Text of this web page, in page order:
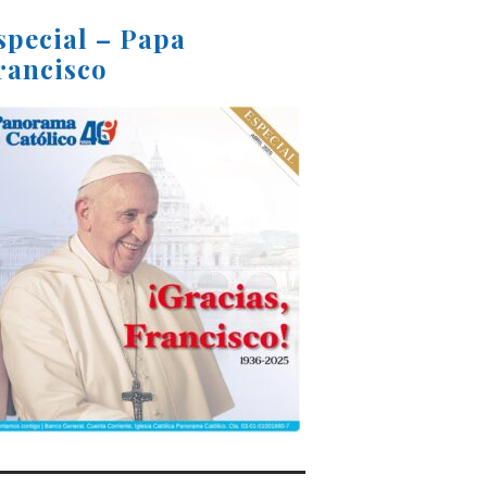
– Papa